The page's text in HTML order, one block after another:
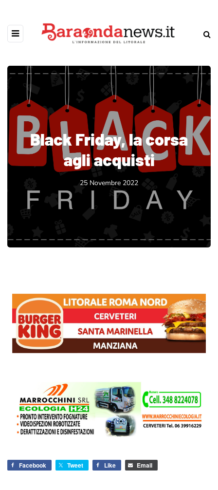
Black Friday, la corsa
agli acquisti
25 Novembre 2022
Facebook Tweet Like Email